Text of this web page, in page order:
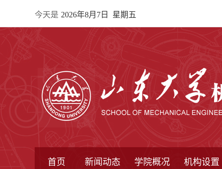
今天是 2026年8月7日 星期五
首页 新闻动态 学院概况 机构设置